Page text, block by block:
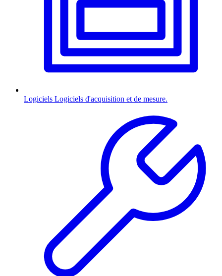
Logiciels Logiciels d'acquisition et de mesure.